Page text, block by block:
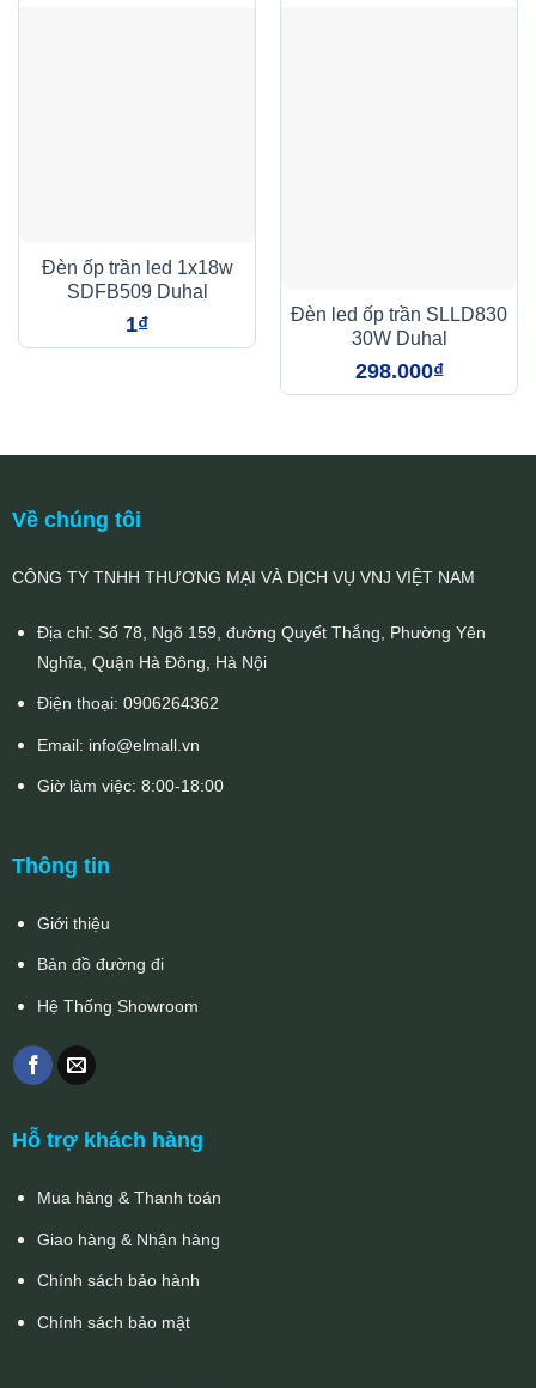
Đèn ốp trần led 1x18w
SDFB509 Duhal
1₫
Đèn led ốp trần SLLD830
30W Duhal
298.000₫
Về chúng tôi
CÔNG TY TNHH THƯƠNG MẠI VÀ DỊCH VỤ VNJ VIỆT NAM
Địa chỉ: Số 78, Ngõ 159, đường Quyết Thắng, Phường Yên
Nghĩa, Quận Hà Đông, Hà Nội
Điện thoại: 0906264362
Email: info@elmall.vn
Giờ làm việc: 8:00-18:00
Thông tin
Giới thiệu
Bản đồ đường đi
Hệ Thống Showroom
Hỗ trợ khách hàng
Mua hàng & Thanh toán
Giao hàng & Nhận hàng
Chính sách bảo hành
Chính sách bảo mật